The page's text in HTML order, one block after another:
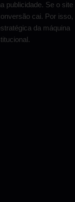
publicidade. Se o site
cai. Por isso,
da máquina